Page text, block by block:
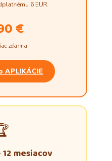
6 EUR.
€
zdarma
APLIKÁCIE
12 mesiacov